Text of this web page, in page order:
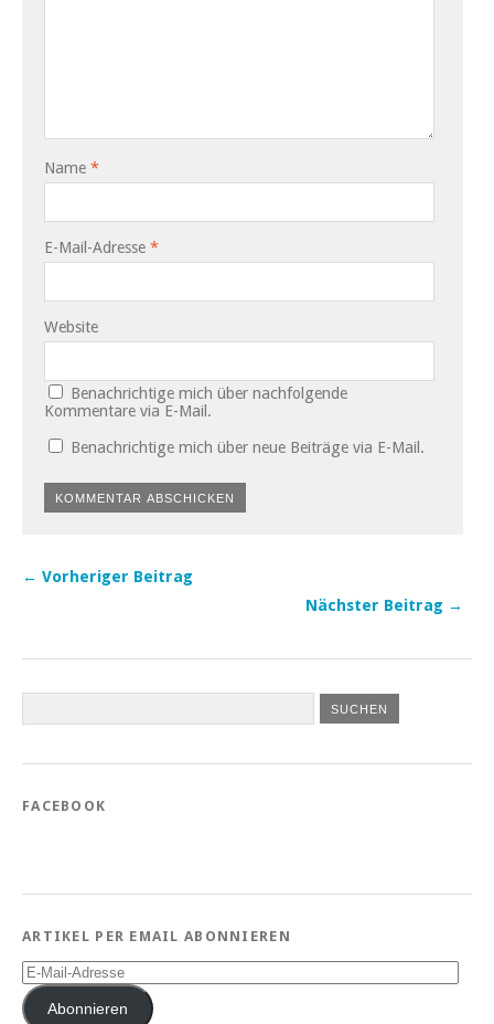
Name *
E-Mail-Adresse *
Website
Benachrichtige mich über nachfolgende
Kommentare via E-Mail.
Benachrichtige mich über neue Beiträge via E-Mail.
← Vorheriger Beitrag
Nächster Beitrag →
FACEBOOK
ARTIKEL PER EMAIL ABONNIEREN
E-
Mail-
AdresseAbonnieren